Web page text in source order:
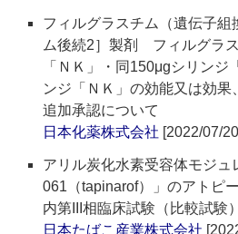
フィルグラスチム（遺伝子組
ム後続2］製剤 フィルグラ
「ＮＫ」・同150μgシリンジ
ンジ「ＮＫ」の効能又は効
追加承認について
日本化薬株式会社 [2022/07/
アリル炭化水素受容体モジュ
061（tapinarof）」のアトピ
内第III相臨床試験（比較試験
日本たばこ産業株式会社